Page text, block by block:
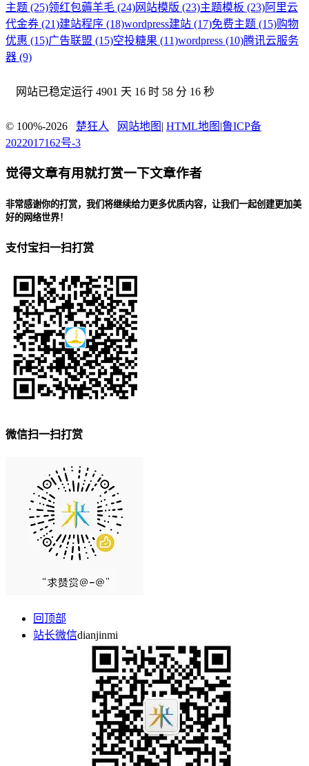
主题 (25)领红包薅羊毛 (24)网站模版 (23)主题模板 (23)阿里云
代金券 (21)建站程序 (18)wordpress建站 (17)免费主题 (15)购物
优惠 (15)广告联盟 (15)空投糖果 (11)wordpress (10)腾讯云服务
器 (9)
网站已稳定运行 4901 天 16 时 58 分 18 秒
© 100%-2026 楚狂人 网站地图 | HTML地图 |鲁ICP备
2022017162号-3
觉得文章有用就打赏一下文章作者
非常感谢你的打赏，我们将继续给力更多优质内容，让我们一起创建更加美
好的网络世界！
支付宝扫一扫打赏
微信扫一扫打赏
回顶部
站长微信dianjinmi